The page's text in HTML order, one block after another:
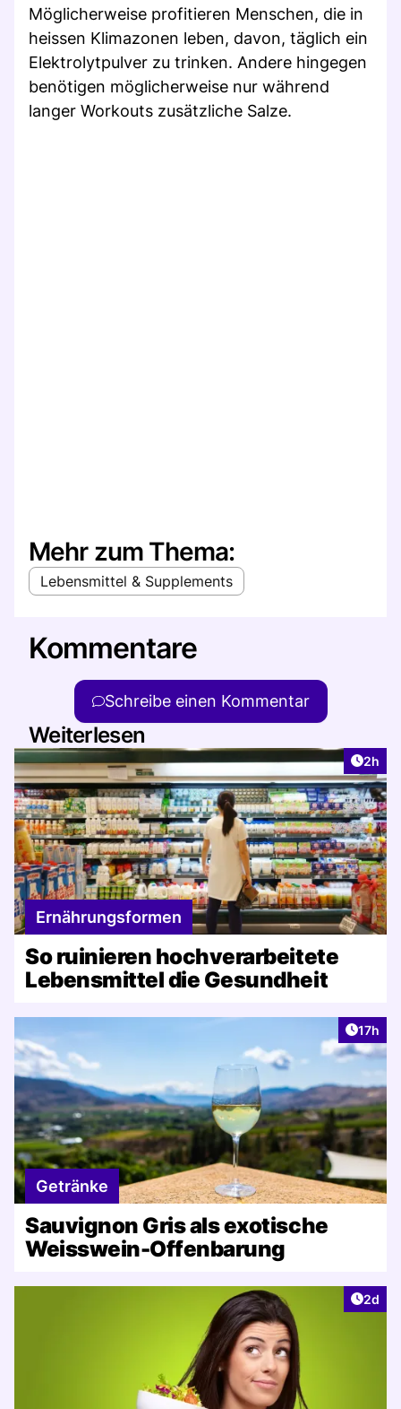
Möglicherweise profitieren Menschen, die in
heissen Klimazonen leben, davon, täglich ein
Elektrolytpulver zu trinken. Andere hingegen
benötigen möglicherweise nur während
langer Workouts zusätzliche Salze.
Mehr zum Thema:
Lebensmittel & Supplements
Kommentare
Schreibe einen Kommentar
Weiterlesen
2h
Ernährungsformen
So ruinieren hochverarbeitete
Lebensmittel die Gesundheit
Artikel
17h
Getränke
Sauvignon Gris als exotische
Weisswein-Offenbarung
2d